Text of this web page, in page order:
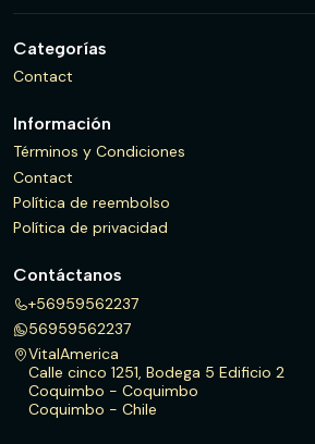
Categorías
Contact
Información
Términos y Condiciones
Contact
Política de reembolso
Política de privacidad
Contáctanos
+56959562237
56959562237
VitalAmerica
Calle cinco 1251, Bodega 5 Edificio 2
Coquimbo - Coquimbo
Coquimbo - Chile